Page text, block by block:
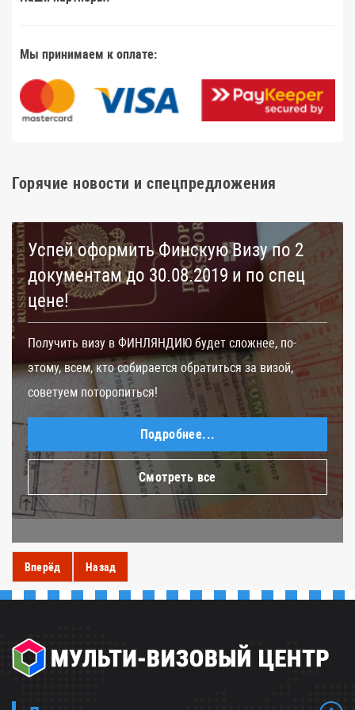
Мы принимаем к оплате:
Горячие новости и спецпредложения
Успей оформить Финскую Визу по 2
документам до 30.08.2019 и по спец
цене!
Получить визу в ФИНЛЯНДИЮ будет сложнее, по-
этому, всем, кто собирается обратиться за визой,
советуем поторопиться!
Подробнее...
Смотреть все
Вперёд Назад